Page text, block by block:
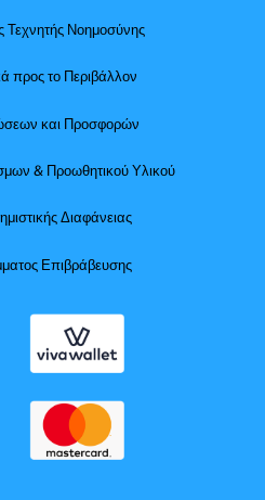
Τεχνητής Νοημοσύνης
προς το Περιβάλλον
και Προσφορών
& Προωθητικού Υλικού
Διαφάνειας
Επιβράβευσης